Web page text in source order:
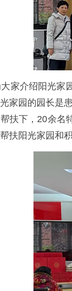
介绍阳光家园
家园的园长是
扶下，20余名
扶阳光家园和